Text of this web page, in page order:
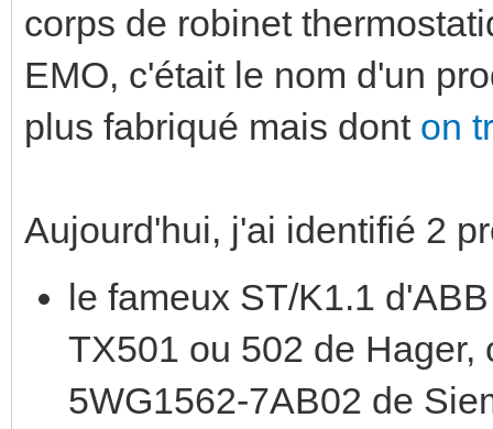
corps de robinet
EMO, c'était le nom d'un
plus fabriqué mais dont on
Aujourd'hui, j'ai identifié 2
le fameux ST/K1.1
TX501 ou 502 de Hager,
5WG1562-7AB02 de